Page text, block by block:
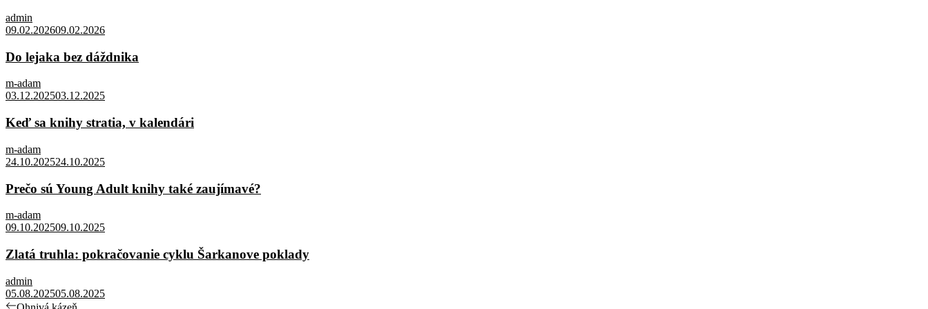
admin
09.02.202609.02.2026
Do lejaka bez dáždnika
m-adam
03.12.202503.12.2025
Keď sa knihy stratia, v kalendári
m-adam
24.10.202524.10.2025
Prečo sú Young Adult knihy také zaujímavé?
m-adam
09.10.202509.10.2025
Zlatá truhla: pokračovanie cyklu Šarkanove poklady
admin
05.08.202505.08.2025
Previous